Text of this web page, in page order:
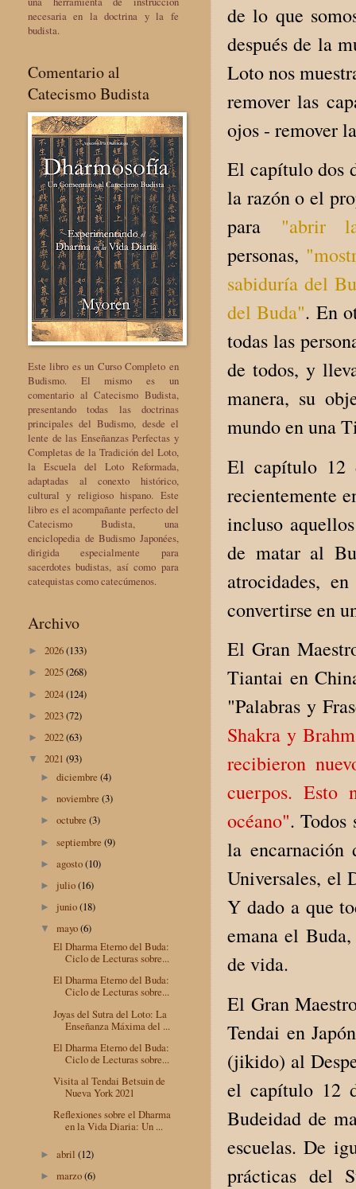
de lo que
después de la
Loto nos
remover las
ojos - remover
El capítulo dos
la razón o el
para "abrir
personas,
sabiduría del
del Buda". En
todas las
de todos, y
manera, su
mundo en una
El capítulo 12
recientemente
incluso
de matar al
atrocidades,
convertirse en
El Gran
Tiantai en
"Palabras y
Shakra y
recibieron
cuerpos. Esto
océano". Todos
la encarnación
Universales, el
Y dado a que
emana el
de vida.
El Gran
Tendai en
(jikido) al
el capítulo 12
Budeidad de
escuelas. De
prácticas del
necesaria en la doctrina y la fe
budista.
Comentario al
Catecismo Budista
Este libro es un Curso Completo en
Budismo. El mismo es un
comentario al Catecismo Budista,
presentando todas las doctrinas
principales del Budismo, desde el
lente de las Enseñanzas Perfectas y
Completas de la Tradición del Loto,
la Escuela del Loto Reformada,
adaptadas al conexto histórico,
cultural y religioso hispano. Este
libro es el acompañante perfecto del
Catecismo Budista, una
enciclopedia de Budismo Japonées,
dirigida especialmente para
sacerdotes budistas, así como para
catequistas como catecúmenos.
Archivo
► 2026(133)
► 2025(268)
► 2024(124)
► 2023(72)
► 2022(63)
▼ 2021 (93)
►diciembre(4)
►noviembre(3)
►octubre(3)
►septiembre(9)
►agosto(10)
► julio(16)
► junio(18)
▼mayo(6)
El Dharma Eterno del Buda:
Ciclo de Lecturas sobre...
El Dharma Eterno del Buda:
Ciclo de Lecturas sobre...
Joyas del Sutra del Loto: La
Enseñanza Máxima del ...
El Dharma Eterno del Buda:
Ciclo de Lecturas sobre...
Visita al Tendai Betsuin de
Nueva York 2021
Reflexiones sobre el Dharma
en la Vida Diaria: Un ...
►abril(12)
►marzo(6)